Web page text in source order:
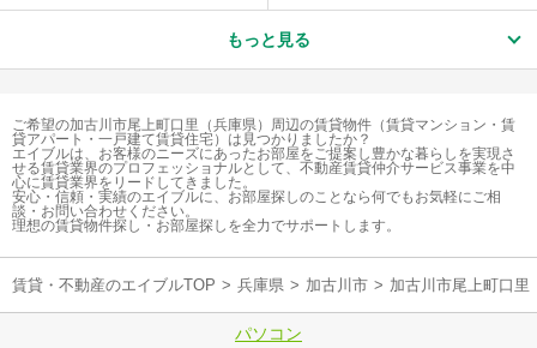
もっと見る
ご希望の加古川市尾上町口里（兵庫県）周辺の賃貸物件（賃貸マンション・賃
貸アパート・一戸建て賃貸住宅）は見つかりましたか？
エイブルは、お客様のニーズにあったお部屋をご提案し豊かな暮らしを実現さ
せる賃貸業界のプロフェッショナルとして、不動産賃貸仲介サービス事業を中
心に賃貸業界をリードしてきました。
安心・信頼・実績のエイブルに、お部屋探しのことなら何でもお気軽にご相
談・お問い合わせください。
理想の賃貸物件探し・お部屋探しを全力でサポートします。
賃貸・不動産のエイブルTOP > 兵庫県 > 加古川市 > 加古川市尾上町口里
パソコン